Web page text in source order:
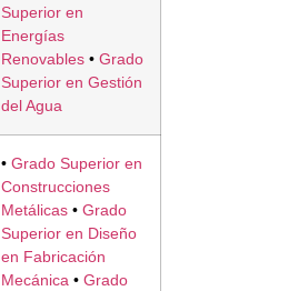
Superior en
Energías
Renovables • Grado
Superior en Gestión
del Agua
• Grado Superior en
Construcciones
Metálicas • Grado
Superior en Diseño
en Fabricación
Mecánica • Grado